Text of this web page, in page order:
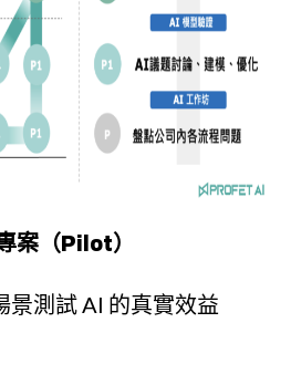
案（Pilot）
景測試 AI 的真實效益